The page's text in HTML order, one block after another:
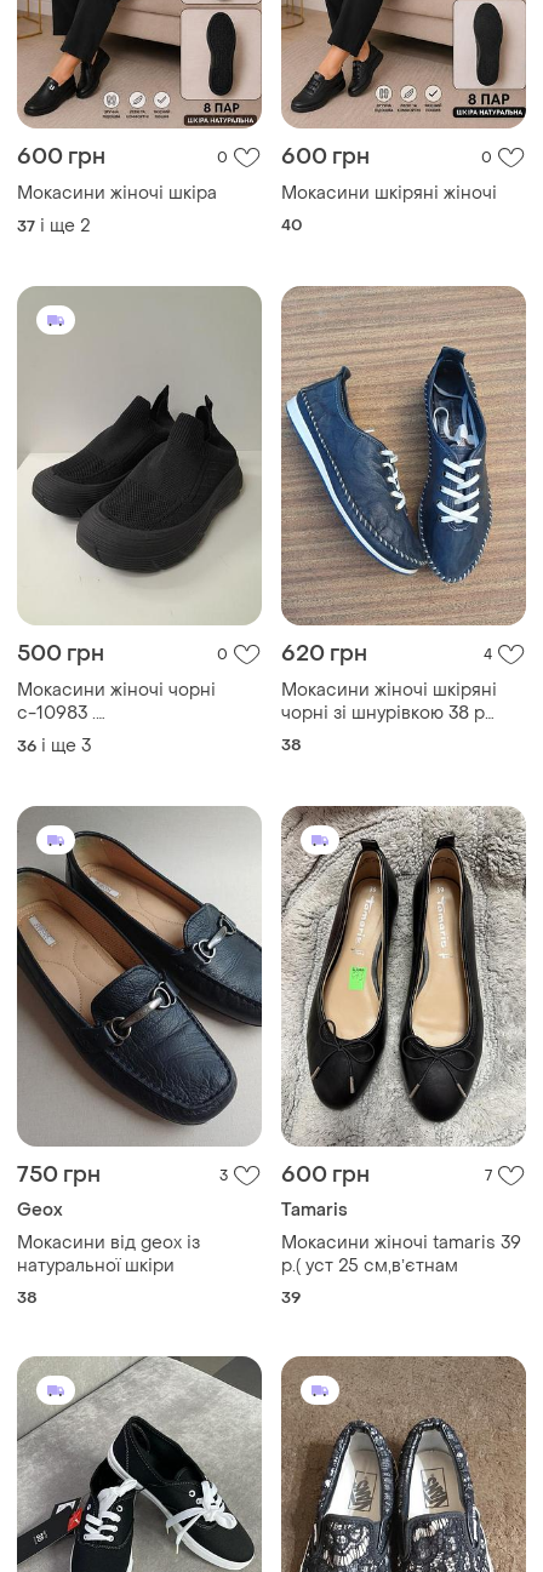
600 грн 0
Мокасини жіночі шкіра
37 і ще 2
600 грн 0
Мокасини шкіряні жіночі
40
500 грн 0
Мокасини жіночі чорні
с-10983 .
розміри:36,37,39,40 ціна-
500грн матеріал :
36 і ще 3
620 грн 4
Мокасини жіночі шкіряні
чорні зі шнурівкою 38 р
andrea couti
38
750 грн 3
Geox
Мокасини від geox із
натуральної шкіри
38
600 грн 7
Tamaris
Мокасини жіночі tamaris 39
р.( уст 25 см,вʼєтнам
39